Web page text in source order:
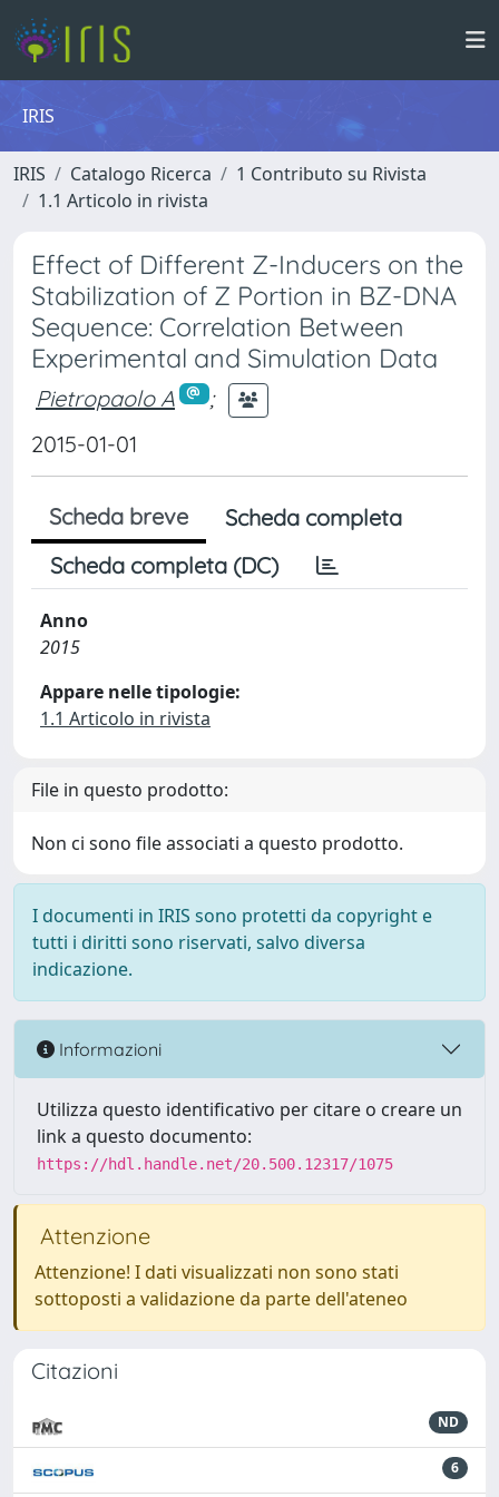
IRIS
IRIS Catalogo Ricerca
1 Contributo su Rivista
1.1 Articolo in rivista
Effect of Different Z-Inducers on the
Stabilization of Z Portion in BZ-DNA
Sequence: Correlation Between
Experimental and Simulation Data
Pietropaolo A
;
2015-01-01
Scheda breve
Scheda completa
Scheda completa (DC)
Anno
2015
Appare nelle tipologie:
1.1 Articolo in rivista
File in questo prodotto:
Non ci sono file associati a questo prodotto.
I documenti in IRIS sono protetti da copyright e
tutti i diritti sono riservati, salvo diversa
indicazione.
Informazioni
Utilizza questo identificativo per citare o creare un
link a questo documento:
https://hdl.handle.net/20.500.12317/1075
Attenzione
Attenzione! I dati visualizzati non sono stati
sottoposti a validazione da parte dell'ateneo
Citazioni
ND
6